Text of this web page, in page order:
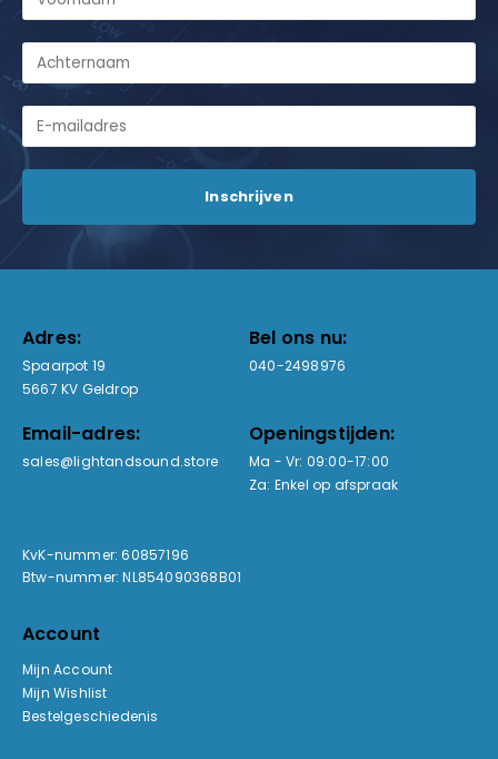
Adres:
Spaarpot 19
5667 KV Geldrop
Bel ons nu:
040-2498976
Email-adres:
sales@lightandsound.store
Openingstijden:
Ma - Vr: 09:00-17:00
Za: Enkel op afspraak
KvK-nummer: 60857196
Btw-nummer: NL854090368B01
Account
Mijn Account
Mijn Wishlist
Bestelgeschiedenis